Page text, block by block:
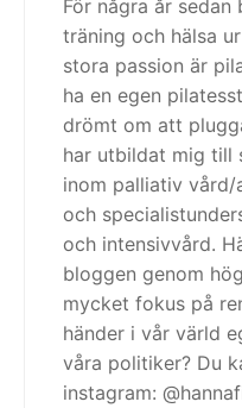
För några år
träning och hälsa
stora passion är
ha en egen
drömt om att
har utbildat mig till
inom palliativ vård/
och
och intensivvård.
bloggen genom
mycket fokus på
händer i vår värld
våra politiker? Du
instagram: